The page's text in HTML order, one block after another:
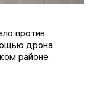
против
дрона
районе